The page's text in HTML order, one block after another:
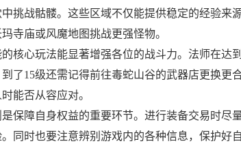
挑战骷髅。这些区域不仅能提供稳定的经验来
寺庙或风魔地图挑战更强怪物。
核心玩法能显著增强各位的战斗力。法师在达
了15级还需记得前往毒蛇山谷的武器店更换更
能否从容应对。
保障自身权益的重要环节。进行装备交易时尽
同时也要注意辨别游戏内的各种信息，保护好